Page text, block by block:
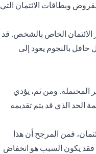
وبطاقات الائتمان التي
الائتمان الخاص بالشخص. قد
بالنجوم يعود إلى
المحتملة. ومن ثم، يؤدي
الحد الذي قد يتم تقديمه
فمن المرجح أن هذا
يكون السبب هو انخفاض